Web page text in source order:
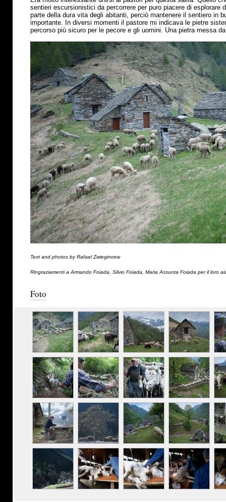
sentieri escursionistici da percorrere per puro piacere di esplorare
parte della dura vita degli abitanti, perciò mantenere il sentiero in
importante. In diversi momenti il pastore mi indicava le pietre
percorso più sicuro per le pecore e gli uomini. Una pietra messa
Text and photos by Rafael Zwiegincew
Ringraziamenti a Armando Foiada, Silvio Foiada, Maria Assunta Foiada per il loro
Foto